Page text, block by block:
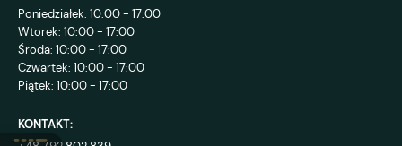
Poniedziałek: 10:00 - 17:00
Wtorek: 10:00 - 17:00
Środa: 10:00 - 17:00
Czwartek: 10:00 - 17:00
Piątek: 10:00 - 17:00
KONTAKT: